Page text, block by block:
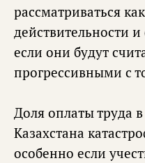
рассматриваться
действительности
если они будут
прогрессивными с
Доля оплаты труда
Казахстана
особенно если